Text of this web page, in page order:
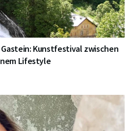
Kunstfestival zwischen
Lifestyle